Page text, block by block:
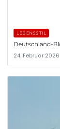
LEBENSSTIL
Deutschland-
24. Februar 2026